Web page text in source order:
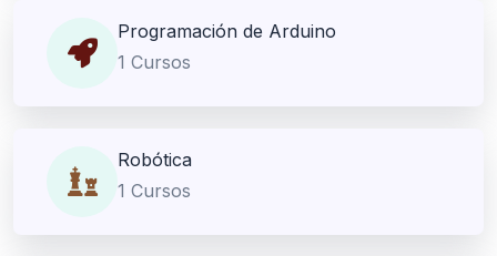
Programación de Arduino
1 Cursos
Robótica
1 Cursos